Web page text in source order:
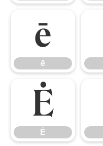
ē
ē
Ė
Ė